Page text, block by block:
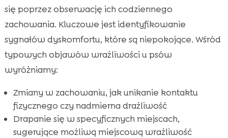
się poprzez obserwację ich codziennego
zachowania. Kluczowe jest identyfikowanie
sygnałów dyskomfortu, które są niepokojące. Wśród
typowych objawów wrażliwości u psów
wyróżniamy:
Zmiany w zachowaniu, jak unikanie kontaktu
fizycznego czy nadmierna drażliwość
Drapanie się w specyficznych miejscach,
sugerujące możliwą miejscową wrażliwość